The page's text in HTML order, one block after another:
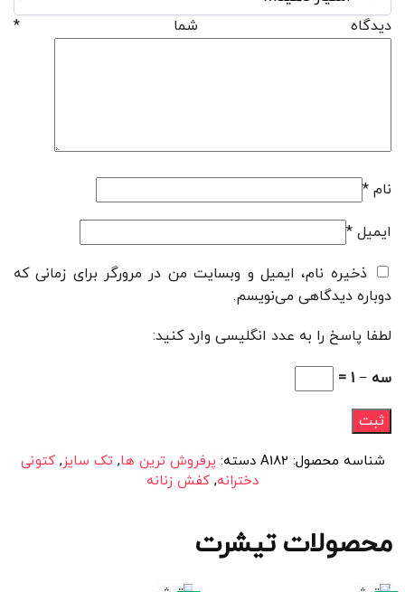
دیدگاه شما *
نام *
ایمیل *
ذخیره نام، ایمیل و وبسایت من در مرورگر برای زمانی که
دوباره دیدگاهی می‌نویسم.
لطفا پاسخ را به عدد انگلیسی وارد کنید:
سه − 1 =
شناسه محصول: A182 دسته: پرفروش ترین ها,تک سایز,کتونی
دخترانه, کفش زنانه
محصولات تیشرت